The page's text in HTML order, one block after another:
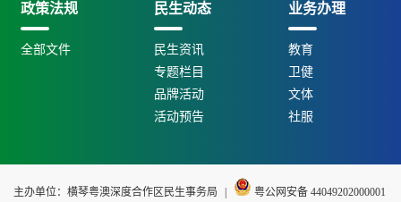
政策法规
全部文件
民生动态
民生资讯
专题栏目
品牌活动
活动预告
业务办理
教育
卫健
文体
社服
主办单位：横琴粤澳深度合作区民生事务局 粤公网安备 44049202000001